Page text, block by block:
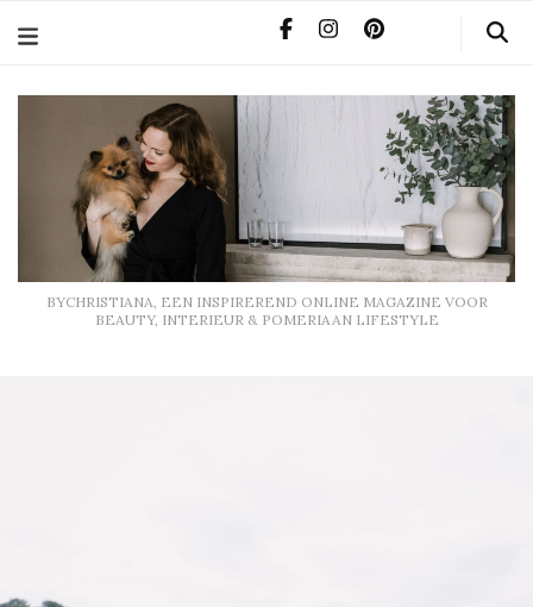
BYCHRISTIANA, EEN INSPIREREND ONLINE MAGAZINE VOOR
BEAUTY, INTERIEUR & POMERIAAN LIFESTYLE